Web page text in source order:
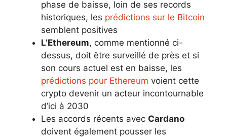
phase de baisse, loin de ses records
historiques, les prédictions sur le Bitcoin
semblent positives
L’Ethereum, comme mentionné ci-
dessus, doit être surveillé de près et si
son cours actuel est en baisse, les
prédictions pour Ethereum voient cette
crypto devenir un acteur incontournable
d’ici à 2030
Les accords récents avec Cardano
doivent également pousser les